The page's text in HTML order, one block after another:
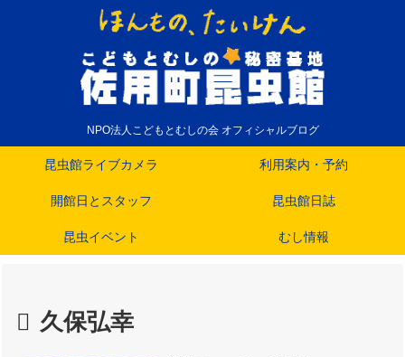
NPO法人こどもとむしの会 オフィシャルブログ
昆虫館ライブカメラ 利用案内・予約
開館日とスタッフ 昆虫館日誌
昆虫イベント むし情報
久保弘幸